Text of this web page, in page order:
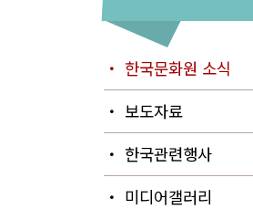
・ 한국문화원 소식
・ 보도자료
・ 한국관련행사
・ 미디어갤러리